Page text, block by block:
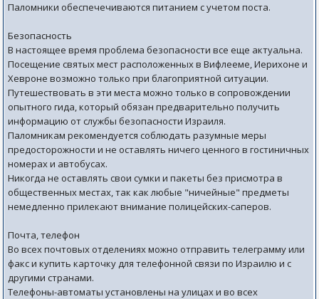
Паломники обеспечечиваются питанием с учетом поста.
Безопасность
В настоящее время проблема безопасности все еще актуальна.
Посещение святых мест расположенных в Вифлееме, Иерихоне и
Хевроне возможно только при благоприятной ситуации.
Путешествовать в эти места можно только в сопровождении
опытного гида, который обязан предварительно получить
информацию от службы безопасности Израиля.
Паломникам рекомендуется соблюдать разумные меры
предосторожности и не оставлять ничего ценного в гостиничных
номерах и автобусах.
Никогда не оставлять свои сумки и пакеты без присмотра в
общественных местах, так как любые "ничейные" предметы
немедленно прилекают внимание полицейских-саперов.
Почта, телефон
Во всех почтовых отделениях можно отправить телеграмму или
факс и купить карточку для телефонной связи по Израилю и с
другими странами.
Телефоны-автоматы установлены на улицах и во всех